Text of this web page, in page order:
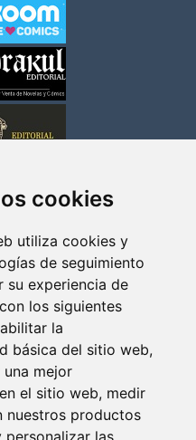
cookies
utiliza cookies y
de seguimiento
su experiencia de
los siguientes
la
básica del sitio web,
mejor
el sitio web, medir
nuestros productos
las
LA ACTRIZ MAS GUAPA DE
RICKARDS), LAS FOTOS
ALIADA DE ARROW
TU HISTORIA. EPISODIO 3.